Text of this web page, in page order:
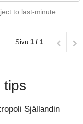
to last-minute
Sivu 1 / 1
tips
Själlandin